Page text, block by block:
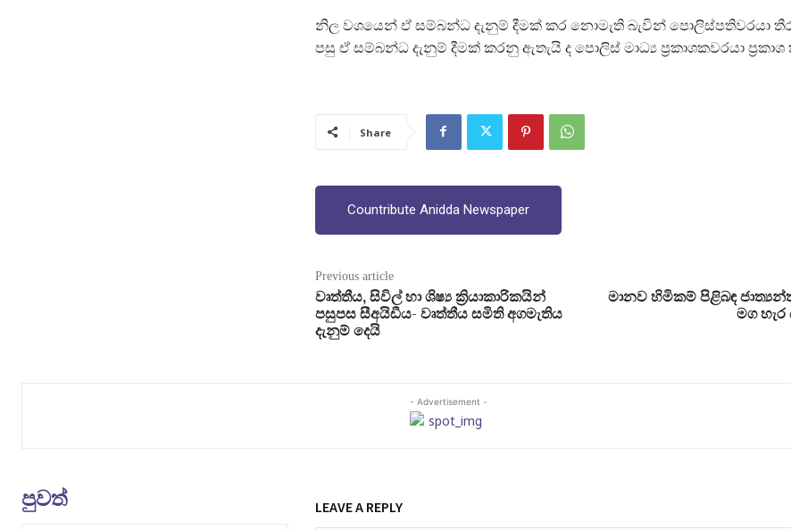
නිල වශයෙන් ඒ සම්බන්ධ දැනුම් දීමක් කර නොමැති බැවින් පොලිස්පතිවරයා
පසු ඒ සම්බන්ධ දැනුම් දීමක් කරනු ඇතැයි ද පොලිස් මාධ්‍ය ප්‍රකාශකවරයා
Share
Countribute Anidda Newspaper
Previous article
වෘත්තීය, සිවිල් හා ශිෂ්‍ය ක්‍රියාකාරිකයින්
පසුපස සීඅයිඩීය- වෘත්තීය සමිති අගමැතිය
දැනුම් දෙයි
මානව හිමිකම් පිළිබඳ
මග
- Advertisement -
පුවත් LEAVE A REPLY